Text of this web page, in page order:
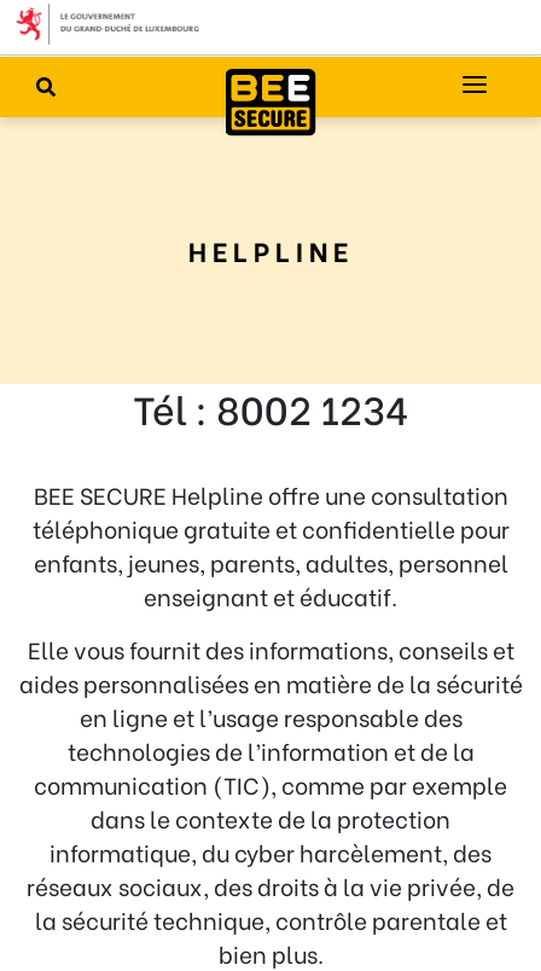
HELPLINE
Tél : 8002 1234
BEE SECURE Helpline offre une consultation
téléphonique gratuite et confidentielle pour
enfants, jeunes, parents, adultes, personnel
enseignant et éducatif.
Elle vous fournit des informations, conseils et
aides personnalisées en matière de la sécurité
en ligne et l’usage responsable des
technologies de l’information et de la
communication (TIC), comme par exemple
dans le contexte de la protection
informatique, du cyber harcèlement, des
réseaux sociaux, des droits à la vie privée, de
la sécurité technique, contrôle parentale et
bien plus.